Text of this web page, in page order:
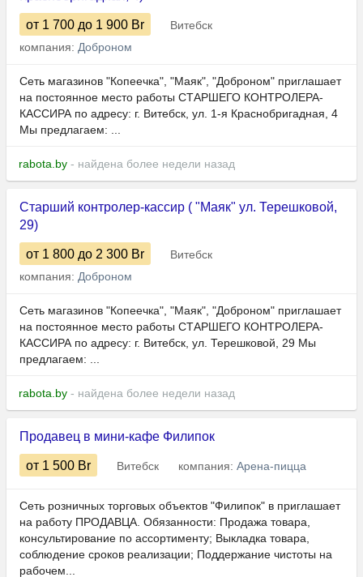
от 1 700 до 1 900 Br
Витебск
компания: Доброном
Сеть магазинов "Копеечка", "Маяк", "Доброном" приглашает
на постоянное место работы СТАРШЕГО КОНТРОЛЕРА-
КАССИРА по адресу: г. Витебск, ул. 1-я Краснобригадная, 4
Мы предлагаем: ...
rabota.by - найдена более недели назад
Старший контролер-кассир ( "Маяк" ул. Терешковой,
29)
от 1 800 до 2 300 Br
Витебск
компания: Доброном
Сеть магазинов "Копеечка", "Маяк", "Доброном" приглашает
на постоянное место работы СТАРШЕГО КОНТРОЛЕРА-
КАССИРА по адресу: г. Витебск, ул. Терешковой, 29 Мы
предлагаем: ...
rabota.by - найдена более недели назад
Продавец в мини-кафе Филипок
от 1 500 Br Витебск компания: Арена-пицца
Сеть розничных торговых объектов "Филипок" в приглашает
на работу ПРОДАВЦА. Обязанности: Продажа товара,
консультирование по ассортименту; Выкладка товара,
соблюдение сроков реализации; Поддержание чистоты на
рабочем...